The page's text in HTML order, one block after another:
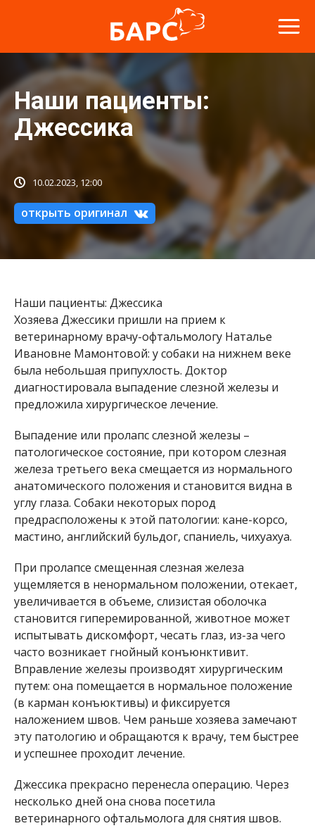
Наши пациенты:
Джессика
10.02.2023, 12:00
открыть оригинал
Наши пациенты: Джессика
Хозяева Джессики пришли на прием к
ветеринарному врачу-офтальмологу Наталье
Ивановне Мамонтовой: у собаки на нижнем веке
была небольшая припухлость. Доктор
диагностировала выпадение слезной железы и
предложила хирургическое лечение.
Выпадение или пролапс слезной железы –
патологическое состояние, при котором слезная
железа третьего века смещается из нормального
анатомического положения и становится видна в
углу глаза. Собаки некоторых пород
предрасположены к этой патологии: кане-корсо,
мастино, английский бульдог, спаниель, чихуахуа.
При пролапсе смещенная слезная железа
ущемляется в ненормальном положении, отекает,
увеличивается в объеме, слизистая оболочка
становится гиперемированной, животное может
испытывать дискомфорт, чесать глаз, из-за чего
часто возникает гнойный конъюнктивит.
Вправление железы производят хирургическим
путем: она помещается в нормальное положение
(в карман конъюктивы) и фиксируется
наложением швов. Чем раньше хозяева замечают
эту патологию и обращаются к врачу, тем быстрее
и успешнее проходит лечение.
Джессика прекрасно перенесла операцию. Через
несколько дней она снова посетила
ветеринарного офтальмолога для снятия швов.